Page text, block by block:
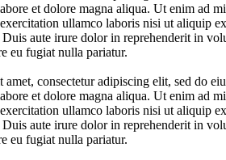
et dolore magna aliqua. Ut enim ad
ullamco laboris nisi ut aliquip
aute irure dolor in reprehenderit in
eu fugiat nulla pariatur.
consectetur adipiscing elit, sed do
et dolore magna aliqua. Ut enim ad
ullamco laboris nisi ut aliquip
aute irure dolor in reprehenderit in
eu fugiat nulla pariatur.